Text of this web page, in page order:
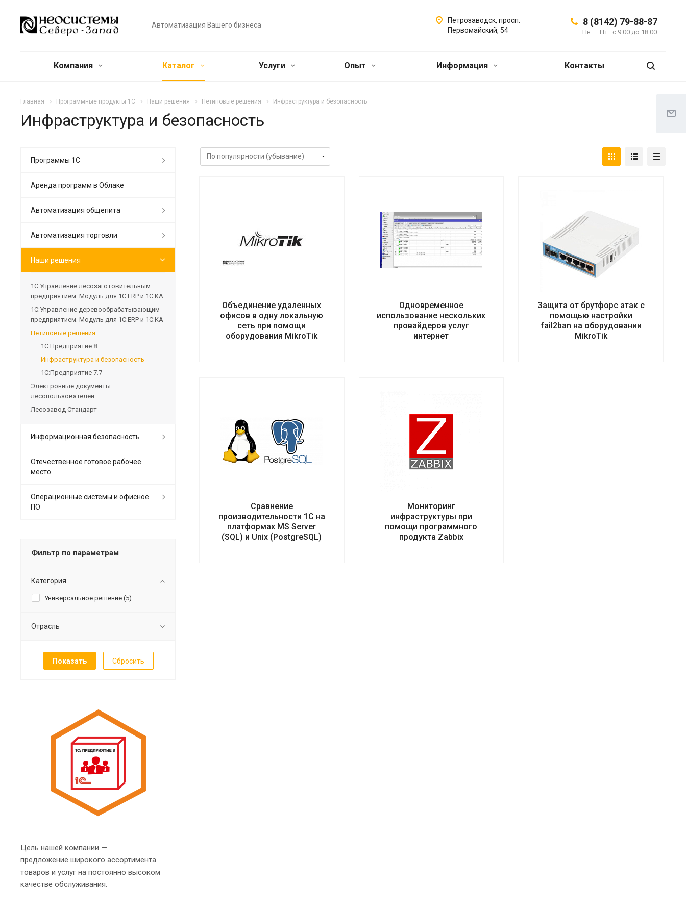
Автоматизация Вашего бизнеса 8 (8142) 79-88-87
Пн. – Пт.: с 9:00 до 18:00
Петрозаводск, просп.
Первомайский, 54
Компания Каталог Услуги Опыт Информация Контакты
Главная Программные продукты 1С Наши решения Нетиповые решения Инфраструктура и безопасность
Инфраструктура и безопасность
Объединение удаленных
офисов в одну локальную
сеть при помощи
оборудования MikroTik
Одновременное
использование нескольких
провайдеров услуг
интернет
Защита от брутфорс атак с
помощью настройки
fail2ban на оборудовании
MikroTik
Сравнение
производительности 1С на
платформах MS Server
(SQL) и Unix (PostgreSQL)
Мониторинг
инфраструктуры при
помощи программного
продукта Zabbix
Программы 1С
Аренда программ в Облаке
Автоматизация общепита
Автоматизация торговли
Наши решения
1С:Управление лесозаготовительным
предприятием. Модуль для 1С:ERP и 1С:КА
1С:Управление деревообрабатывающим
предприятием. Модуль для 1С:ERP и 1С:КА
Нетиповые решения
1С:Предприятие 8
Инфраструктура и безопасность
1С:Предприятие 7.7
Электронные документы
лесопользователей
Лесозавод Стандарт
Информационная безопасность
Отечественное готовое рабочее
место
Операционные системы и офисное
ПО
Фильтр по параметрам
Категория
Универсальное решение (5)
Отрасль
Сбросить
Цель нашей компании —
предложение широкого ассортимента
товаров и услуг на постоянно высоком
качестве обслуживания.